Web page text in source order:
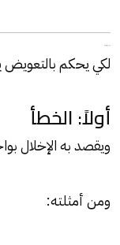
لكي يحكم بالتعويض
أولاً: الخطأ
ويقصد به الإخلال
ومن أمثلته: